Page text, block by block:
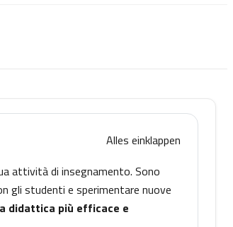
Alles einklappen
attività di insegnamento. Sono
gli studenti e sperimentare nuove
didattica più efficace e